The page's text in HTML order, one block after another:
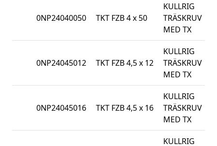
0NP24040050 TKT FZB 4 x 50
KULLRIG
TRÄSKRUV
MED TX
0NP24045012 TKT FZB 4,5 x 12
KULLRIG
TRÄSKRUV
MED TX
0NP24045016 TKT FZB 4,5 x 16
KULLRIG
TRÄSKRUV
MED TX
KULLRIG